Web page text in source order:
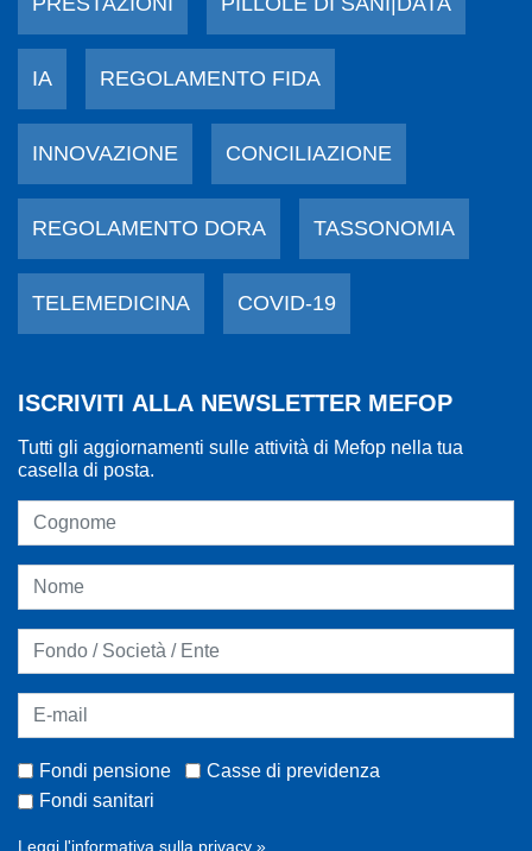
IA REGOLAMENTO FIDA
INNOVAZIONE CONCILIAZIONE
REGOLAMENTO DORA TASSONOMIA
TELEMEDICINA COVID-19
ISCRIVITI ALLA NEWSLETTER MEFOP
Tutti gli aggiornamenti sulle attività di Mefop nella tua
casella di posta.
Fondi pensione
Casse di previdenza
Fondi sanitari
Leggi l'informativa sulla privacy »